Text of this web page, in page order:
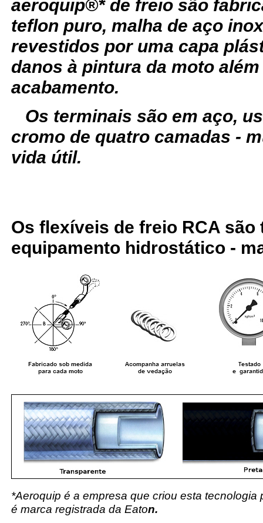
aeroquip®* de freio são
teflon puro, malha de aço
revestidos por uma capa
danos à pintura da moto
acabamento.
Os terminais são em aço,
cromo de quatro camadas -
vida útil.
Os flexíveis de freio RCA são
equipamento hidrostático -
*Aeroquip é a empresa que criou esta
é marca registrada da Eaton.